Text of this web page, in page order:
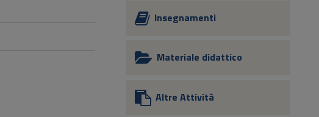
Insegnamenti
Materiale didattico
Altre Attività